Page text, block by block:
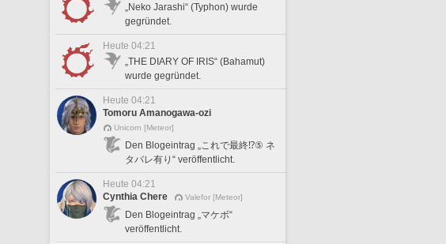
„Neko Jarashi“ (Typhon) wurde
gegründet.
Heute 04:21
„THE DIARY OF IRIS“ (Bahamut)
wurde gegründet.
Heute 04:21
Tomoru Amanogawa-ozi
Unicorn [Meteor]
Den Blogeintrag „これで最終⁉️⑤ ネ
タバレ有り“ veröffentlicht.
Heute 04:21
Cynthia Chere
Valefor [Meteor]
Den Blogeintrag „マケボ“
veröffentlicht.